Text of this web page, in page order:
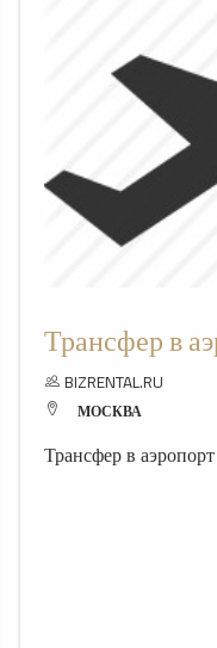
Трансфер в
BIZRENTAL.RU
МОСКВА
Трансфер в аэропорт